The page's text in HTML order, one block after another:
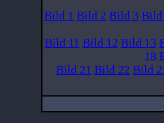
Bild 1 Bild 2 Bild 3 Bild
Bild 11 Bild 12 Bild 13
18
Bild 21 Bild 22 Bild